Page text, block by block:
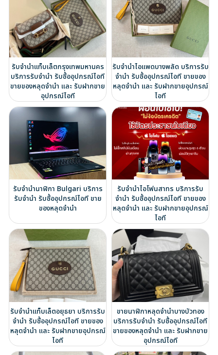
รับจำนำแท็บเล็ตกรุงเทพมหานคร
บริการรับจำนำ รับซื้ออุปกรณ์ไอที
ขายของหลุดจำนำ และ รับฝากขาย
อุปกรณ์ไอที
รับจำนำไอแพดบางพลัด บริการรับ
จำนำ รับซื้ออุปกรณ์ไอที ขายของ
หลุดจำนำ และ รับฝากขายอุปกรณ์
ไอที
รับจำนำนาฬิกา Bulgari บริการ
รับจำนำ รับซื้ออุปกรณ์ไอที ขาย
ของหลุดจำนำ
รับจำนำไอโฟนสาทร บริการรับ
จำนำ รับซื้ออุปกรณ์ไอที ขายของ
หลุดจำนำ และ รับฝากขายอุปกรณ์
ไอที
รับจำนำแท็บเล็ตอยุธยา บริการรับ
จำนำ รับซื้ออุปกรณ์ไอที ขายของ
หลุดจำนำ และ รับฝากขายอุปกรณ์
ไอที
ขายนาฬิกาหลุดจำนำบางบัวทอง
บริการรับจำนำ รับซื้ออุปกรณ์ไอที
ขายของหลุดจำนำ และ รับฝากขาย
อุปกรณ์ไอที